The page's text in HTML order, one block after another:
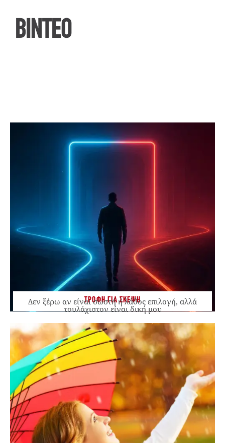
ΒΙΝΤΕΟ
ΤΡΟΦΗ ΓΙΑ ΣΚΕΨΗ
Δεν ξέρω αν είναι σωστή ή λάθος επιλογή, αλλά
τουλάχιστον είναι δική μου